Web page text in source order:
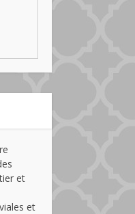
et
et